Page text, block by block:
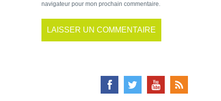
navigateur pour mon prochain commentaire.